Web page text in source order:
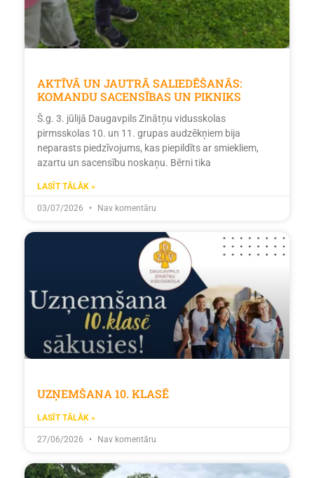
AKTĪVĀ UN JAUTRĀ SALIEDĒŠANĀS:
KOMANDU SACENSĪBAS UN PIKNIKS
Š.g. 3. jūlijā Daugavpils Zinātņu vidusskolas
pirmsskolas 10. un 11. grupas audzēkņiem bija
neparasts piedzīvojums, kas piepildīts ar smiekliem,
azartu un sacensību noskaņu. Bērni tika
LASĪT TĀLĀK »
03/07/2026 Nav komentāru
UZŅEMŠANA 10. KLASĒ
LASĪT TĀLĀK »
27/06/2026 Nav komentāru